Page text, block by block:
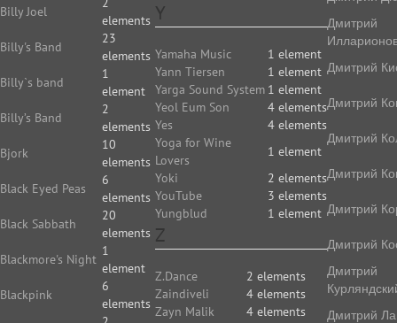
Billy Joel
elements
Billy's Band
23
elements
Billy`s band
1
element
Billy’s Band
2
elements
Bjork
10
elements
Black Eyed Peas
6
elements
Black Sabbath
20
elements
Blackmore's Night
1
element
Blackpink
6
elements
Y
Yamaha Music
1 element
Yann Tiersen
1 element
Yarga Sound System 1 element
Yeol Eum Son
4 elements
Yes
4 elements
Yoga for Wine
Lovers
1 element
Yoki
2 elements
YouTube
3 elements
Yungblud
1 element
Z
Z.Dance
2 elements
Zaindiveli
4 elements
Zayn Malik
4 elements
Дмитрий
Дмитрий
Дмитрий
Дмитрий
Дмитрий
Дмитрий
Дмитрий
Дмитрий
Дмитрий